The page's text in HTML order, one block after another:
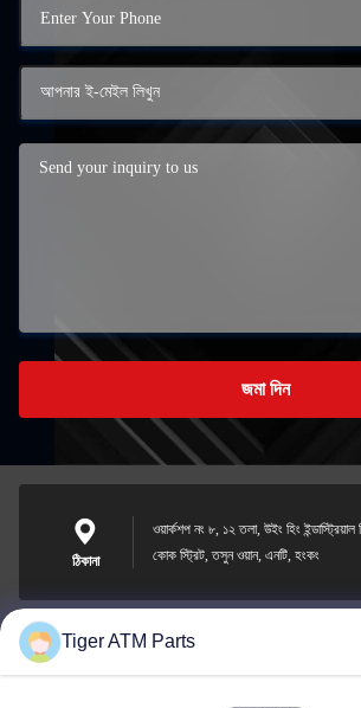
জমা দিন
ঠিকানা
ওয়ার্কশপ নং ৮, ১২ তলা, উইং হিং ইন্ডাস্ট্রিয়াল
কোক স্ট্রিট, তসুন ওয়ান, এনটি, হংকং
sales@atmpart.com.cn
Tiger ATM Parts